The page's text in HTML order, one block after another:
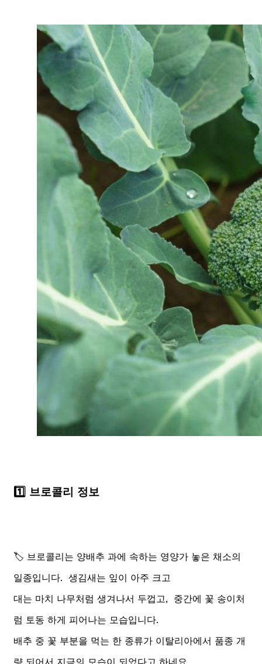
1️⃣ 브로콜리 정보
🏷️ 브로콜리는 양배추 과에 속하는 영양가 놓은 채소의
일종입니다. 생김새는 잎이 아주 크고
대는 마치 나무처럼 생겨나서 두껍고, 중간에 꽃 송이처
럼 토동 하게 피어나는 모습입니다.
배추 중 꽃 부분을 먹는 한 종류가 이탈리아에서 품종 개